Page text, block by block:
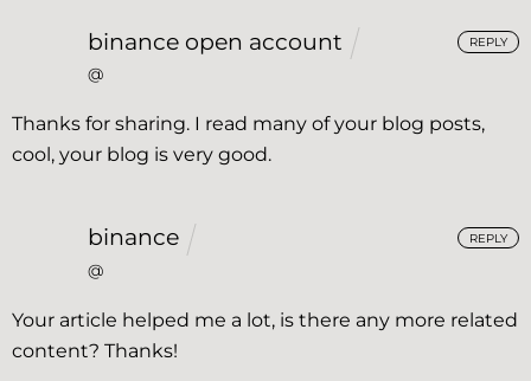
binance open account
@
Thanks for sharing. I read many of your blog posts,
cool, your blog is very good.
REPLY
binance
@
Your article helped me a lot, is there any more related
content? Thanks!
REPLY